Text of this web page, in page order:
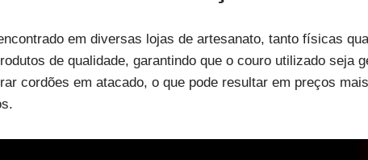
em diversas lojas de artesanato, tanto físicas
de qualidade, garantindo que o couro utilizado seja
cordões em atacado, o que pode resultar em preços